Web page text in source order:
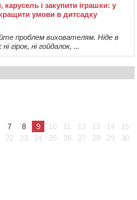
і закупити іграшки: у
умови в дитсадку
проблем вихователям. Ніде в
гірок, ні гойдалок, ...
7 8 9 10 11 12 13 14
15
22 23 24 25 26 27 28 29
30